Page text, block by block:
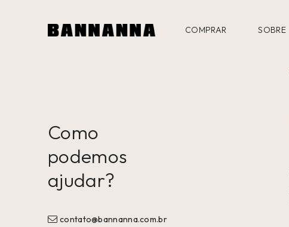
COMPRAR SOBRE
Como
podemos
ajudar?
contato@bannanna.com.br